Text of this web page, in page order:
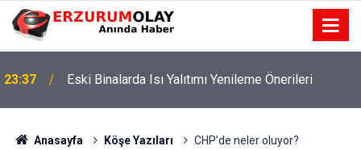
23:36
Yeterlik Dosyasında İş Deneyim Güncelleme
Önerileri
Anasayfa Köşe Yazıları CHP’de neler oluyor?